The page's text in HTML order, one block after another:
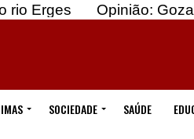
Opinião: Gozar com
SOCIEDADE SAÚDE